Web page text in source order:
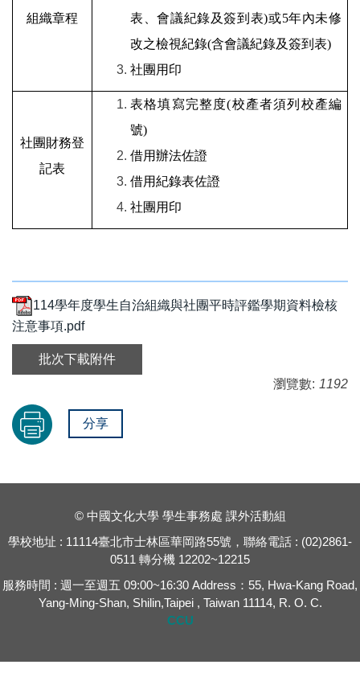
組織章程
表、會議紀錄及簽到表)或5年內未修
改之檢視紀錄(含會議紀錄及簽到表)
社團用印
社團財務登
記表
表格填寫完整度(校產者須列校產編
號)
借用辦法佐證
借用紀錄表佐證
社團用印
114學年度學生自治組織與社團平時評鑑學期資料檢核
注意事項.pdf
批次下載附件
瀏覽數: 1192
分享
© 中國文化大學 學生事務處 課外活動組
學校地址 : 11114臺北市士林區華岡路55號，聯絡電話 : (02)2861-
0511 轉分機 12202~12215
服務時間 : 週一至週五 09:00~16:30 Address：55, Hwa-Kang Road,
Yang-Ming-Shan, Shilin,Taipei , Taiwan 11114, R. O. C.
CCU